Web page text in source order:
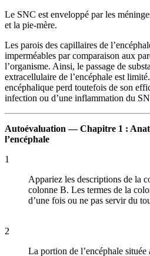
Le SNC est enveloppé par les
et la pie-mère.
Les parois des capillaires de
imperméables par comparaison aux
l’organisme. Ainsi, le passage de
extracellulaire de l’encéphale est
encéphalique perd toutefois de son
infection ou d’une inflammation du
Autoévaluation — Chapitre 1 :
l’encéphale
1
Appariez les descriptions de la
colonne B. Les termes de la
d’une fois ou ne pas servir du
2
La portion de l’encéphale située